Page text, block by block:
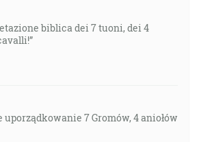
biblica dei 7 tuoni, dei 4
7 Gromów, 4 aniołów